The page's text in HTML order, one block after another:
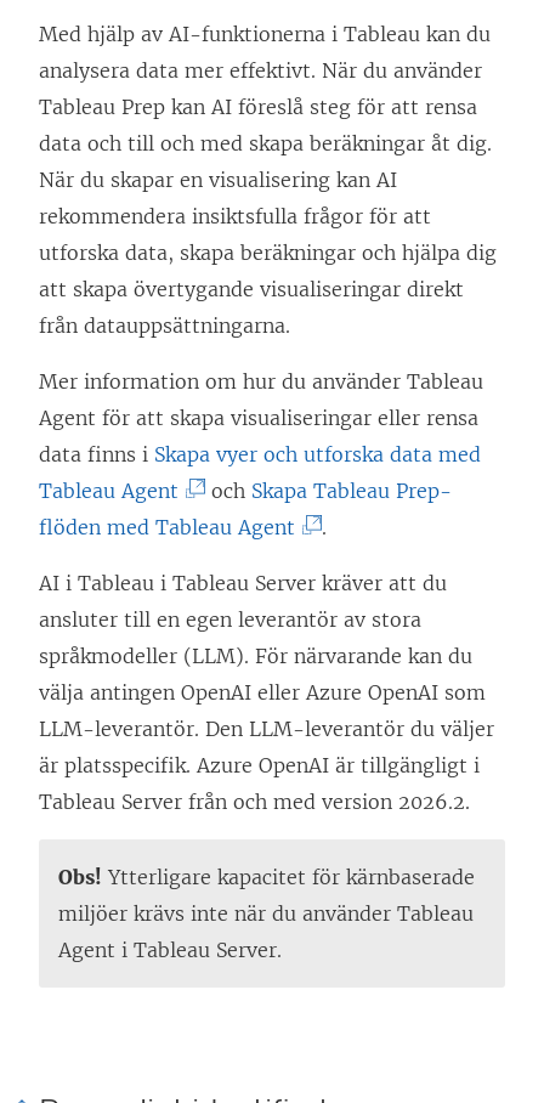
p
a
s
i
e
n
y
t
t
f
ö
n
t
e
Med hjälp av AI-funktionerna i Tableau kan du
analysera data mer effektivt. När du använder
Tableau Prep kan AI föreslå steg för att rensa
data och till och med skapa beräkningar åt dig.
När du skapar en visualisering kan AI
rekommendera insiktsfulla frågor för att
utforska data, skapa beräkningar och hjälpa dig
att skapa övertygande visualiseringar direkt
från datauppsättningarna.
Mer information om hur du använder Tableau
Agent för att skapa visualiseringar eller rensa
data finns i Skapa vyer och utforska data med
Tableau Agent
L
e
a
s
i
och Skapa Tableau Prep-
flöden med Tableau Agent
n
a
.
AI i Tableau i Tableau Server kräver att du
ansluter till en egen leverantör av stora
språkmodeller (LLM). För närvarande kan du
välja antingen OpenAI eller Azure OpenAI som
LLM-leverantör. Den LLM-leverantör du väljer
är platsspecifik. Azure OpenAI är tillgängligt i
Tableau Server från och med version 2026.2.
Obs! Ytterligare kapacitet för kärnbaserade
miljöer krävs inte när du använder Tableau
Agent i Tableau Server.